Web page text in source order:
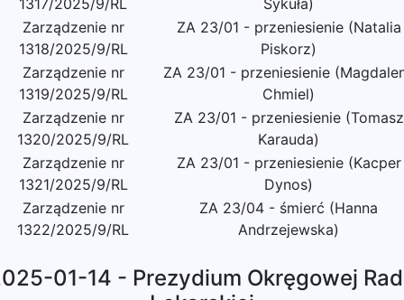
1317/2025/9/RL
Sykuła)
Zarządzenie nr
1318/2025/9/RL
ZA 23/01 - przeniesienie (Natalia
Piskorz)
Zarządzenie nr
1319/2025/9/RL
ZA 23/01 - przeniesienie
Chmiel)
Zarządzenie nr
1320/2025/9/RL
ZA 23/01 - przeniesienie (Tomasz
Karauda)
Zarządzenie nr
1321/2025/9/RL
ZA 23/01 - przeniesienie (Kacper
Dynos)
Zarządzenie nr
1322/2025/9/RL
ZA 23/04 - śmierć (Hanna
Andrzejewska)
01-14 - Prezydium Okręgowej